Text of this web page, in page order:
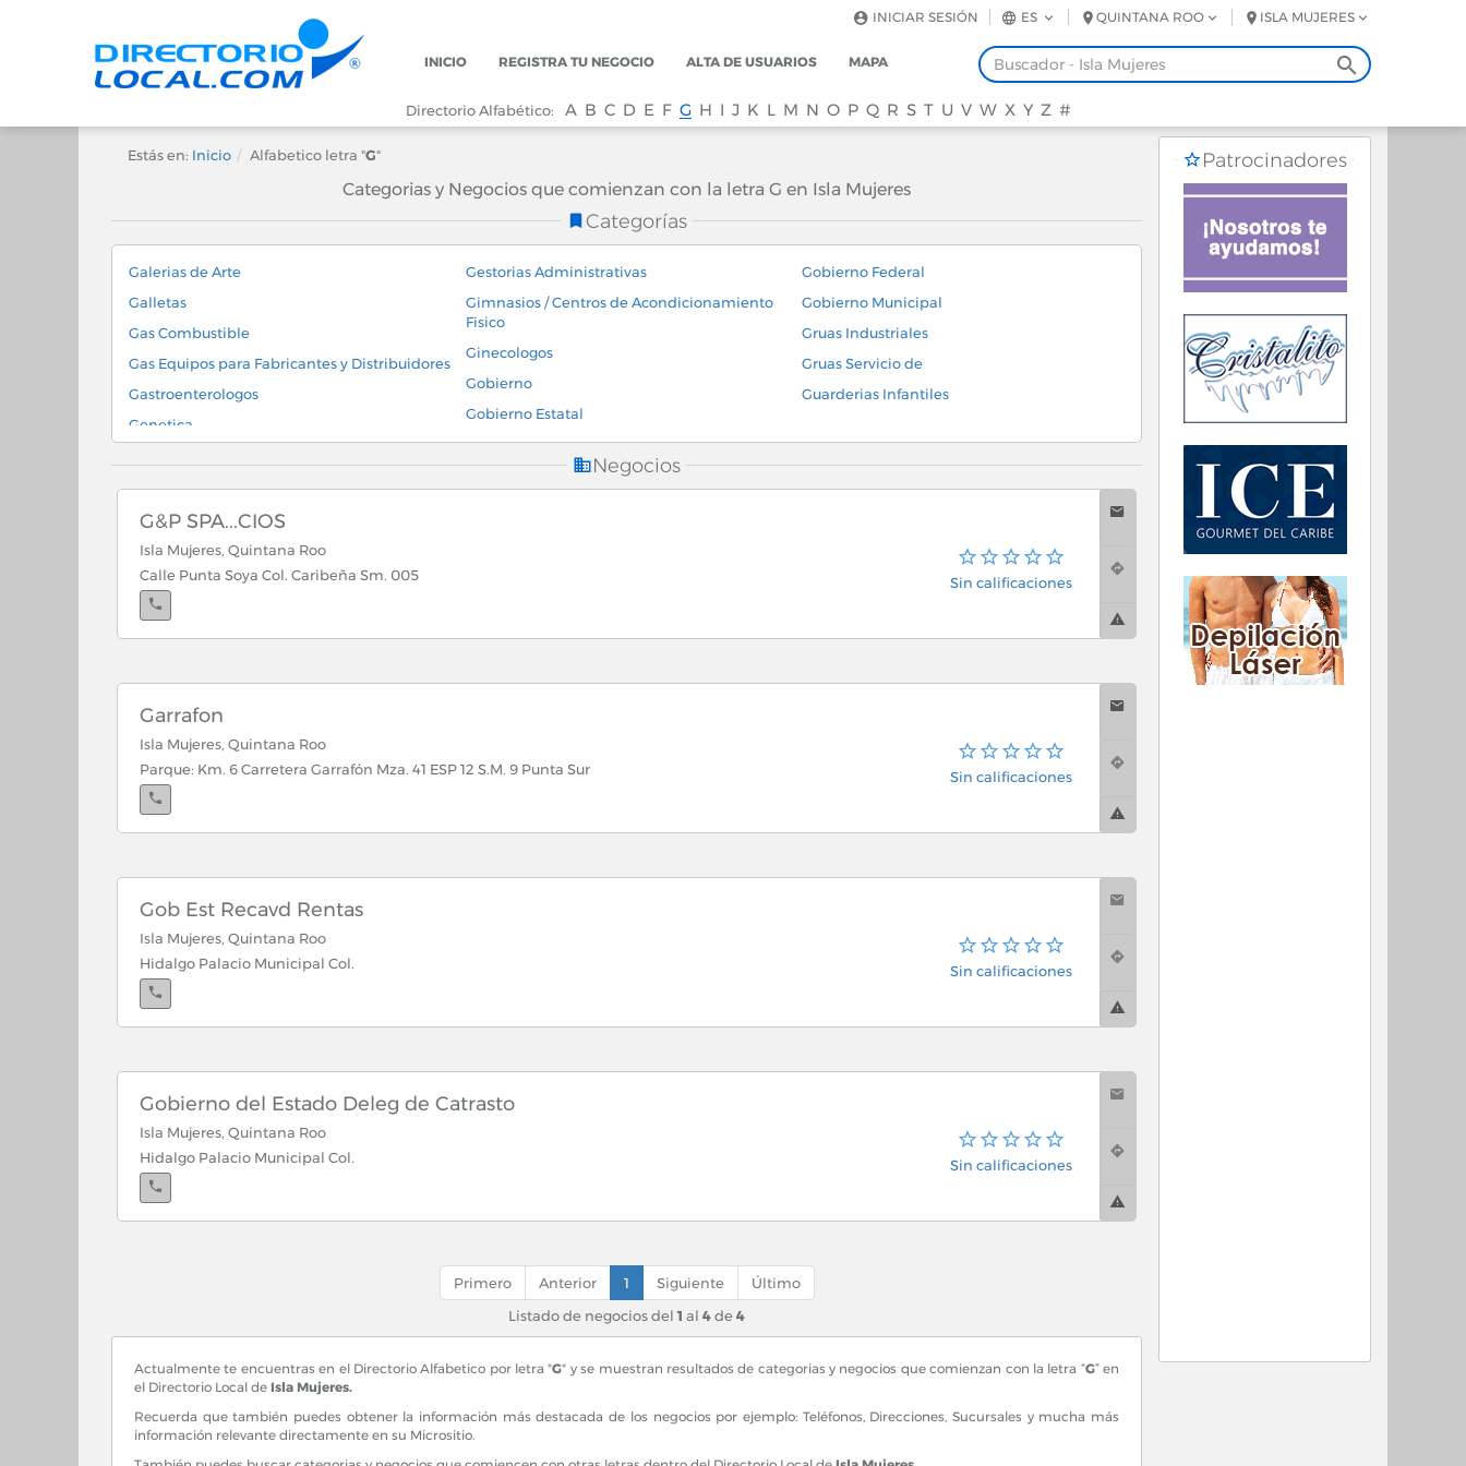
ISLA MUJERES
QUINTANA ROO
ES
INICIAR SESIÓN
INICIO REGISTRA TU NEGOCIO ALTA DE USUARIOS MAPA
Directorio Alfabético: A B C D E F G H I J K L M N O P Q R S T U V W X Y Z #
Estás en: Inicio Alfabetico letra "G"
Categorias y Negocios que comienzan con la letra G en Isla Mujeres
Categorías
Galerias de Arte
Galletas
Gas Combustible
Gas Equipos para Fabricantes y Distribuidores
Gastroenterologos
Genetica
Gestorias Administrativas
Gimnasios / Centros de Acondicionamiento
Fisico
Ginecologos
Gobierno
Gobierno Estatal
Gobierno Federal
Gobierno Municipal
Gruas Industriales
Gruas Servicio de
Guarderias Infantiles
Negocios
G&P SPA...CIOS
Isla Mujeres, Quintana Roo
Calle Punta Soya Col. Caribeña Sm. 005
Sin calificaciones
Garrafon
Isla Mujeres, Quintana Roo
Parque: Km. 6 Carretera Garrafón Mza. 41 ESP 12 S.M. 9 Punta Sur
Sin calificaciones
Gob Est Recavd Rentas
Isla Mujeres, Quintana Roo
Hidalgo Palacio Municipal Col.
Sin calificaciones
Gobierno del Estado Deleg de Catrasto
Isla Mujeres, Quintana Roo
Hidalgo Palacio Municipal Col.
Sin calificaciones
Primero Anterior 1 Siguiente
Último
Listado de negocios del1 al 4de 4
Actualmente te encuentras en el Directorio Alfabetico por letra "G" y se muestran resultados de categorias y negocios que comienzan con la letra “G” en
el Directorio Local de Isla Mujeres.
Recuerda que también puedes obtener la información más destacada de los negocios por ejemplo: Teléfonos, Direcciones, Sucursales y mucha más
información relevante directamente en su Micrositio.
Patrocinadores